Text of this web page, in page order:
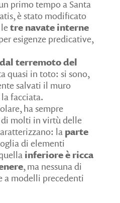
primo tempo a Santa
è stato modificato
tre navate interne
esigenze predicative,
terremoto del
quasi in toto: si sono,
salvati il muro
facciata.
ha sempre
molti in virtù delle
la parte
di elementi
inferiore è ricca
, ma nessuna di
a modelli precedenti